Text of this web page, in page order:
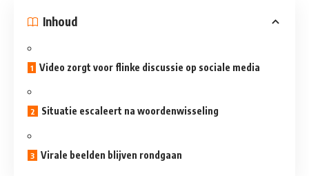
Inhoud
Video zorgt voor flinke discussie op sociale media
Situatie escaleert na woordenwisseling
Virale beelden blijven rondgaan